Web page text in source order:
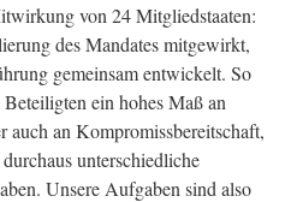
von 24 Mitgliedstaaten:
des Mandates mitgewirkt,
gemeinsam entwickelt. So
ein hohes Maß an
auch an Kompromissbereitschaft,
unterschiedliche
Unsere Aufgaben sind also